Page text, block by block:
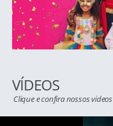
VÍDEOS
Clique e confira nossos videos